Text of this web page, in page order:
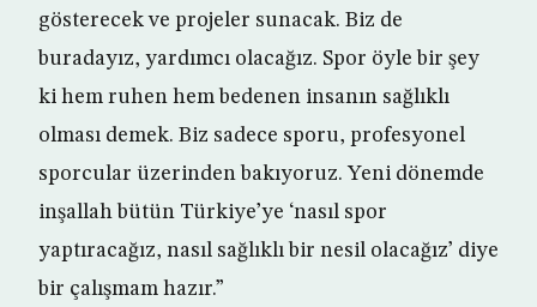
gösterecek ve projeler sunacak. Biz de
buradayız, yardımcı olacağız. Spor öyle bir şey
ki hem ruhen hem bedenen insanın sağlıklı
olması demek. Biz sadece sporu, profesyonel
sporcular üzerinden bakıyoruz. Yeni dönemde
inşallah bütün Türkiye’ye ‘nasıl spor
yaptıracağız, nasıl sağlıklı bir nesil olacağız’ diye
bir çalışmam hazır.”